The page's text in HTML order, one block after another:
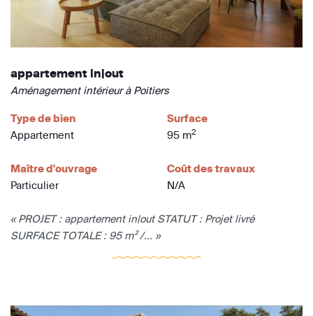
appartement in|out
Aménagement intérieur à Poitiers
Type de bien
Appartement
Surface
95 m2
Maître d'ouvrage
Particulier
Coût des travaux
N/A
« PROJET : appartement in|out STATUT : Projet livré
SURFACE TOTALE : 95 m² /... »